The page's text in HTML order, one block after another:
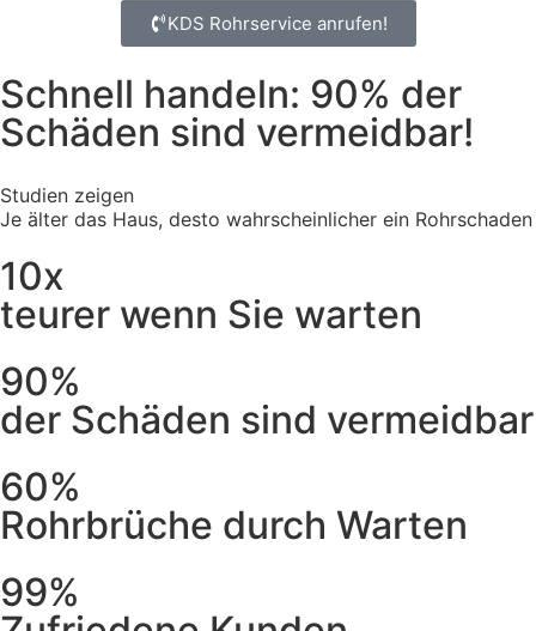
KDS Rohrservice anrufen!
Schnell handeln: 90% der
Schäden sind vermeidbar!
Studien zeigen
Je älter das Haus, desto wahrscheinlicher ein Rohrschaden
10x
teurer wenn Sie warten
90%
der Schäden sind vermeidbar
60%
Rohrbrüche durch Warten
99%